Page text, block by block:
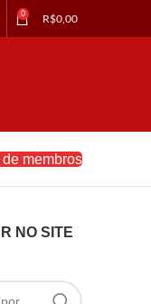
0 R$0,00
membros
NO SITE